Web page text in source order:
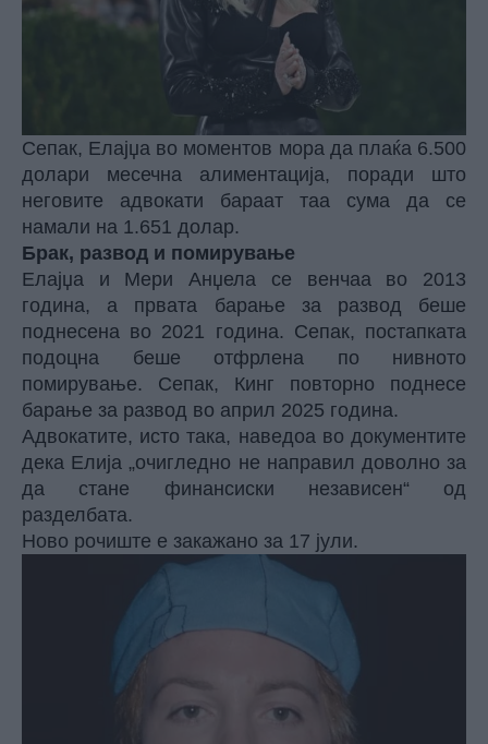
Сепак, Елајџа во моментов мора да плаќа 6.500
долари месечна алиментација, поради што
неговите адвокати бараат таа сума да се
намали на 1.651 долар.
Брак, развод и помирување
Елајџа и Мери Анџела се венчаа во 2013
година, а првата барање за развод беше
поднесена во 2021 година. Сепак, постапката
подоцна беше отфрлена по нивното
помирување. Сепак, Кинг повторно поднесе
барање за развод во април 2025 година.
Адвокатите, исто така, наведоа во документите
дека Елија „очигледно не направил доволно за
да стане финансиски независен“ од
разделбата.
Ново рочиште е закажано за 17 јули.